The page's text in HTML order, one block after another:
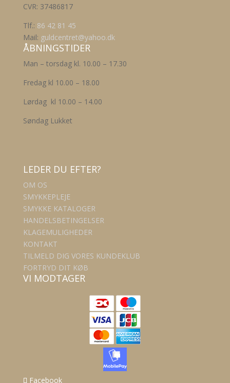
CVR: 37486817
Tlf.: 86 42 81 45
Mail: guldcentret@yahoo.dk
ÅBNINGSTIDER
Man – torsdag kl. 10.00 – 17.30
Fredag kl 10.00 – 18.00
Lørdag kl 10.00 – 14.00
Søndag Lukket
LEDER DU EFTER?
OM OS
SMYKKEPLEJE
SMYKKE KATALOGER
HANDELSBETINGELSER
KLAGEMULIGHEDER
KONTAKT
TILMELD DIG VORES KUNDEKLUB
FORTRYD DIT KØB
VI MODTAGER
Facebook